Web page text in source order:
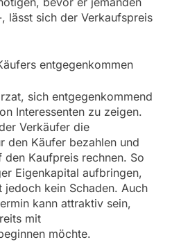
lässt sich der Verkaufspreis
entgegenkommen
sich entgegenkommend
Interessenten zu zeigen.
Verkäufer die
den Käufer bezahlen und
Kaufpreis rechnen. So
Eigenkapital aufbringen,
jedoch kein Schaden. Auch
kann attraktiv sein,
mit
möchte.